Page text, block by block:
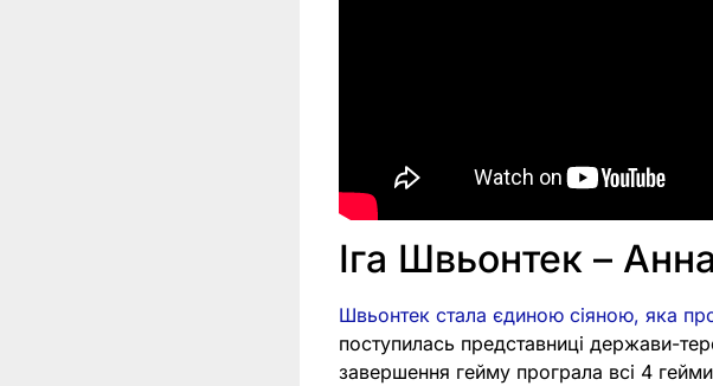
Іга Швьонтек –
Швьонтек стала єдиною сіяною, яка
поступилась представниці держави-
завершення гейму програла всі 4